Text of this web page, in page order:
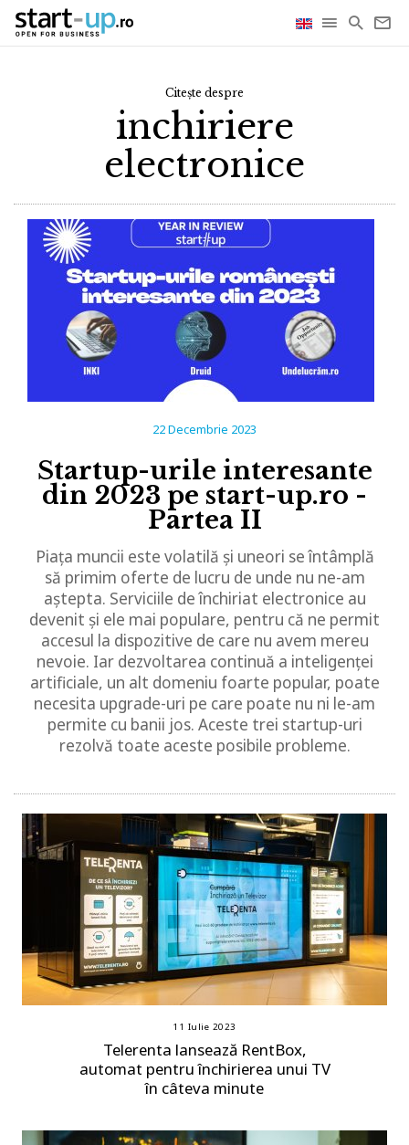
Citește despre
inchiriere
electronice
22 Decembrie 2023
Startup-urile interesante
din 2023 pe start-up.ro -
Partea II
Piața muncii este volatilă și uneori se întâmplă
să primim oferte de lucru de unde nu ne-am
aștepta. Serviciile de închiriat electronice au
devenit și ele mai populare, pentru că ne permit
accesul la dispozitive de care nu avem mereu
nevoie. Iar dezvoltarea continuă a inteligenței
artificiale, un alt domeniu foarte popular, poate
necesita upgrade-uri pe care poate nu ni le-am
permite cu banii jos. Aceste trei startup-uri
rezolvă toate aceste posibile probleme.
11 Iulie 2023
Telerenta lansează RentBox,
automat pentru închirierea unui TV
în câteva minute